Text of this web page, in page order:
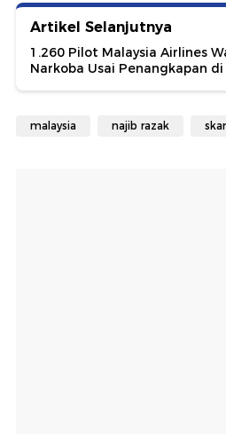
Artikel Selanjutnya
1.260 Pilot Malaysia Airlines
Narkoba Usai Penangkapan
malaysia najib razak